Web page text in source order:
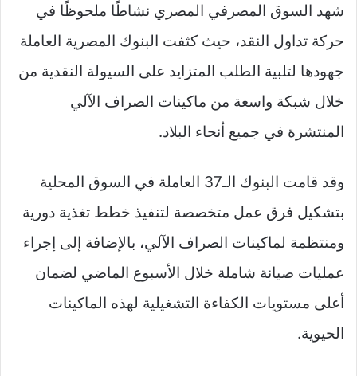
شهد السوق المصرفي المصري نشاطًا ملحوظًا في
حركة تداول النقد، حيث كثفت البنوك المصرية العاملة
جهودها لتلبية الطلب المتزايد على السيولة النقدية من
خلال شبكة واسعة من ماكينات الصراف الآلي
المنتشرة في جميع أنحاء البلاد.
وقد قامت البنوك الـ37 العاملة في السوق المحلية
بتشكيل فرق عمل متخصصة لتنفيذ خطط تغذية دورية
ومنتظمة لماكينات الصراف الآلي، بالإضافة إلى إجراء
عمليات صيانة شاملة خلال الأسبوع الماضي لضمان
أعلى مستويات الكفاءة التشغيلية لهذه الماكينات
الحيوية.